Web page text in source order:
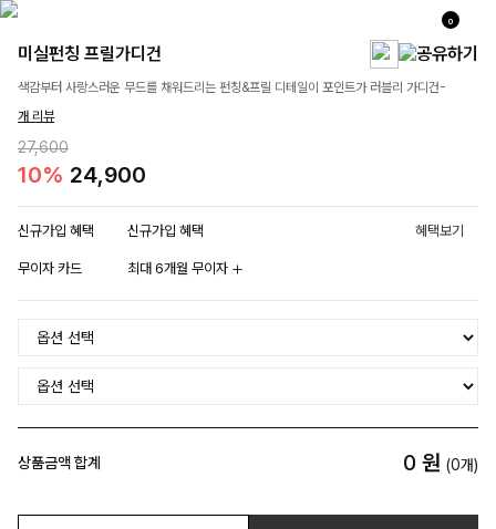
0
미실펀칭 프릴가디건
색감부터 사랑스러운 무드를 채워드리는 펀칭&프릴 디테일이 포인트가 러블리 가디건-
개 리뷰
27,600
10% 24,900
신규가입 혜택 신규가입 혜택 혜택보기
무이자 카드 최대 6개월 무이자
상품금액 합계 0 원 (0개)